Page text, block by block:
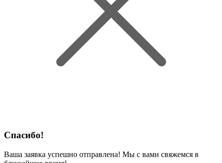
Спасибо!
Ваша заявка успешно отправлена! Мы с вами свяжемся в